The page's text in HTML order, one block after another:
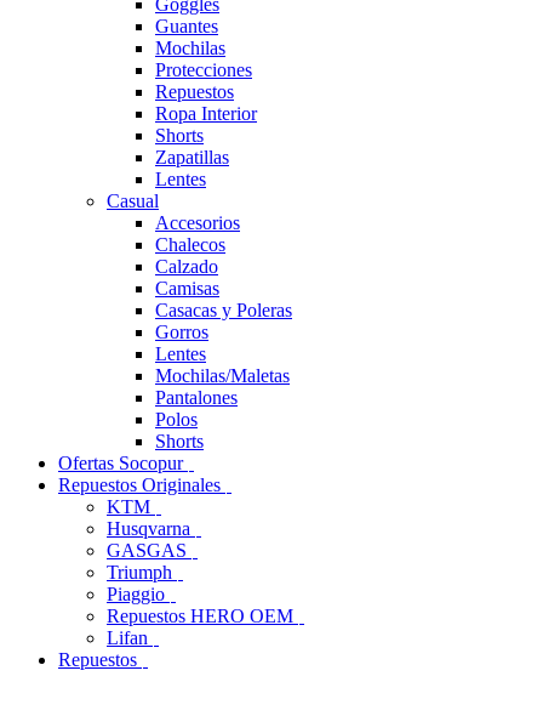
Goggles
Guantes
Mochilas
Protecciones
Repuestos
Ropa Interior
Shorts
Zapatillas
Lentes
Casual
Accesorios
Chalecos
Calzado
Camisas
Casacas y Poleras
Gorros
Lentes
Mochilas/Maletas
Pantalones
Polos
Shorts
Ofertas Socopur
Repuestos Originales
KTM
Husqvarna
GASGAS
Triumph
Piaggio
Repuestos HERO OEM
Lifan
Repuestos